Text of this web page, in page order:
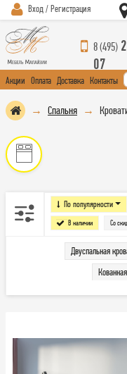
Вход / Регистрация
8 (495)
07
Акции Оплата Доставка Контакты
Спальня
По популярности
В наличии Со
Двуспальная
Кровати с подъемным